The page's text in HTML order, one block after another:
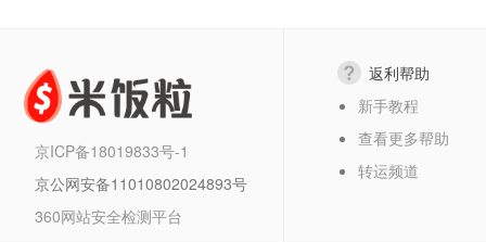
京ICP备18019833号-1
京公网安备11010802024893号
360网站安全检测平台
返利帮助
新手教程
查看更多帮助
转运频道